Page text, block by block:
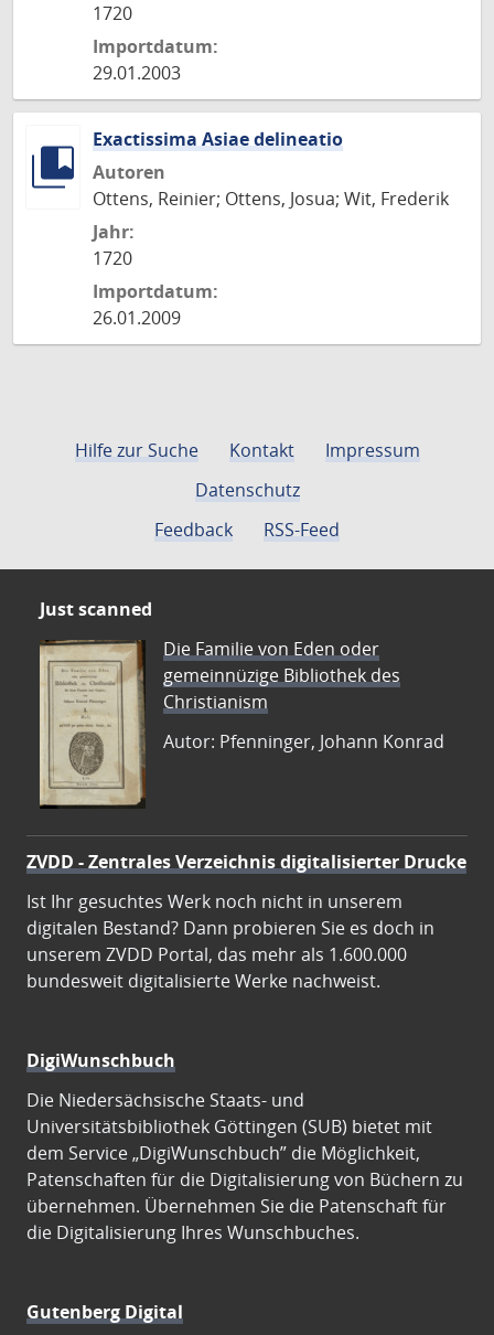
1720
Importdatum:
29.01.2003
Exactissima Asiae delineatio
Autoren
Ottens, Reinier; Ottens, Josua; Wit, Frederik
Jahr:
1720
Importdatum:
26.01.2009
Hilfe zur Suche Kontakt
Impressum
Datenschutz
Feedback
RSS-Feed
Just scanned
Die Familie von Eden oder
gemeinnüzige Bibliothek des
Christianism
Autor: Pfenninger, Johann Konrad
ZVDD - Zentrales Verzeichnis digitalisierter Drucke
Ist Ihr gesuchtes Werk noch nicht in unserem
digitalen Bestand? Dann probieren Sie es doch in
unserem ZVDD Portal, das mehr als 1.600.000
bundesweit digitalisierte Werke nachweist.
DigiWunschbuch
Die Niedersächsische Staats- und
Universitätsbibliothek Göttingen (SUB) bietet mit
dem Service „DigiWunschbuch” die Möglichkeit,
Patenschaften für die Digitalisierung von Büchern zu
übernehmen. Übernehmen Sie die Patenschaft für
die Digitalisierung Ihres Wunschbuches.
Gutenberg Digital